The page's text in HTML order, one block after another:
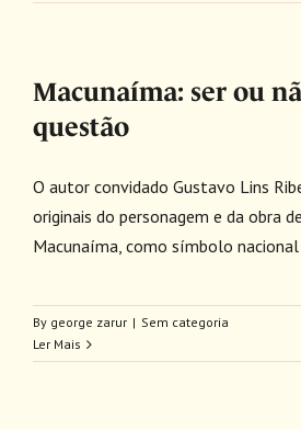
Macunaíma: ser ou
questão
O autor convidado Gustavo Lins
originais do personagem e da obra
Macunaíma, como símbolo
By george zarur | Sem categoria
Ler Mais